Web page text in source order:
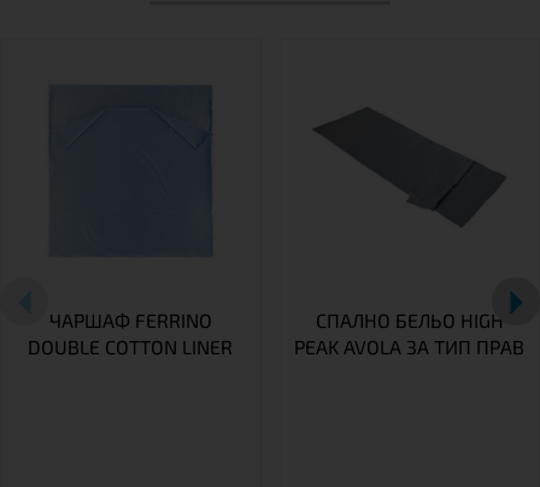
ЧАРШАФ FERRINO
DOUBLE COTTON LINER
СПАЛНО БЕЛЬО HIGH
PEAK AVOLA ЗА ТИП ПРАВ